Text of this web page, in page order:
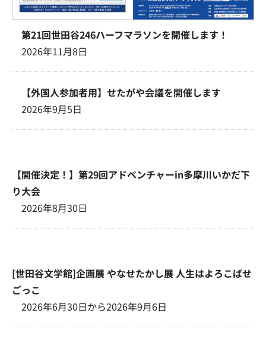
第21回世田谷246ハーフマラソンを開催します！
2026年11月8日
【外国人参加者用】せたがや会議を開催します
2026年9月5日
【開催決定！】第29回アドベンチャーin多摩川いかだ下
り大会
2026年8月30日
[世田谷文学館]企画展 やなせたかし展 人生はよろこばせ
ごっこ
2026年6月30日から2026年9月6日